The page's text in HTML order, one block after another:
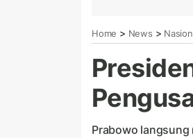
Home > News >
Prabowo langsung